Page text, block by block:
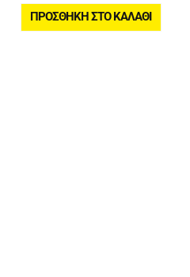
ΠΡΟΣΘΉΚΗ ΣΤΟ ΚΑΛΆΘΙ